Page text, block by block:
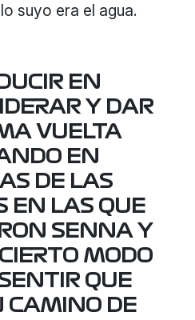
suyo era el agua.
EN
Y DAR
VUELTA
EN
DE LAS
EN LAS QUE
SENNA Y
MODO
QUE
CAMINO DE